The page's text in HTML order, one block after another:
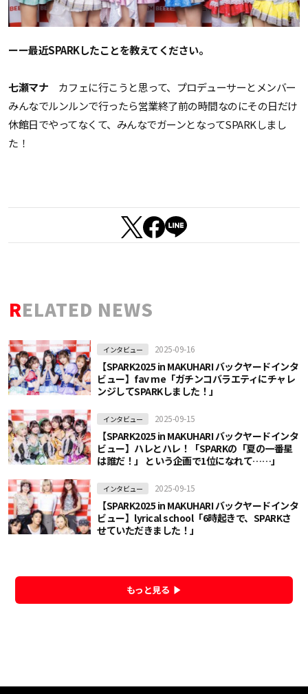
ーー最近SPARKしたことを教えてください。
七瀬マナ カフェに行こうと思って、プロデューサーとメンバー
みんなでルンルンで行ったら営業終了前の時間なのにその日だけ
休館日でやってなくて、みんなでガーンとなってSPARKしまし
た！
RELATED NEWS
インタビュー 2025-09-16
【SPARK2025 in MAKUHARI バックヤードインタ
ビュー】fav me「ガチンコバラエティにチャレ
ンジしてSPARKしました！」
インタビュー 2025-09-15
【SPARK2025 in MAKUHARI バックヤードインタ
ビュー】ハレとハレ！「SPARKの「夏の一番星
は誰だ！」 という企画で1位になれて……」
インタビュー 2025-09-15
【SPARK2025 in MAKUHARI バックヤードインタ
ビュー】lyrical school「6時起きで、SPARKさ
せていただきました！」
もっと見る